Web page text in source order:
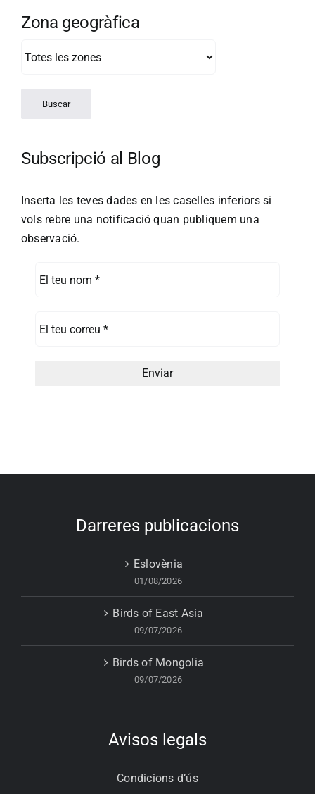
Zona geogràfica
Subscripció al Blog
Inserta les teves dades en les caselles inferiors si
vols rebre una notificació quan publiquem una
observació.
Darreres publicacions
Eslovènia
01/08/2026
Birds of East Asia
09/07/2026
Birds of Mongolia
09/07/2026
Avisos legals
Condicions d’ús